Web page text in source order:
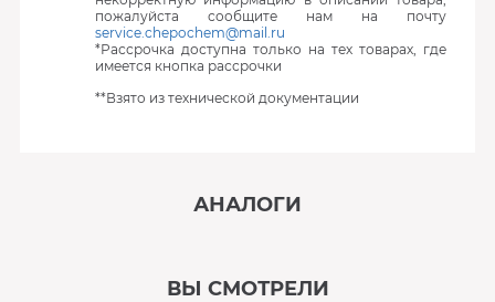
пожалуйста сообщите нам на почту
service.chepochem@mail.ru
*Рассрочка доступна только на тех товарах, где
имеется кнопка рассрочки
**Взято из технической документации
АНАЛОГИ
ВЫ СМОТРЕЛИ